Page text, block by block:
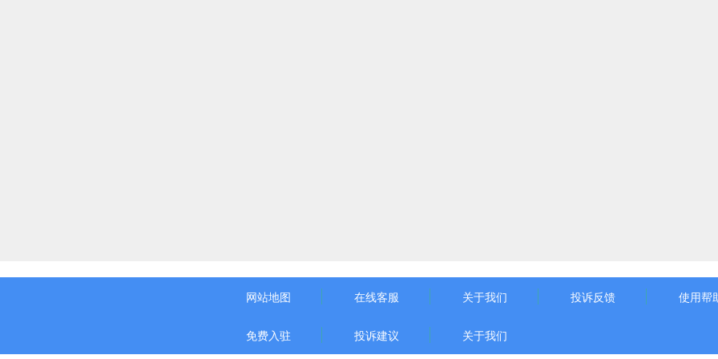
网站地图 在线客服 关于我们 投诉反馈 使用帮
免费入驻 投诉建议 关于我们